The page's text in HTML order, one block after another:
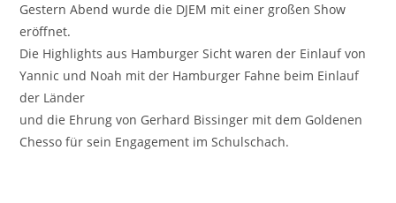
Gestern Abend wurde die DJEM mit einer großen Show
eröffnet.
Die Highlights aus Hamburger Sicht waren der Einlauf von
Yannic und Noah mit der Hamburger Fahne beim Einlauf
der Länder
und die Ehrung von Gerhard Bissinger mit dem Goldenen
Chesso für sein Engagement im Schulschach.